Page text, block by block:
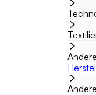
Andere
Andere